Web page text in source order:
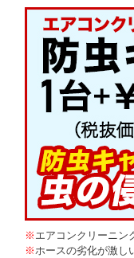
※ エアコンクリーニン
※ホースの劣化が激し